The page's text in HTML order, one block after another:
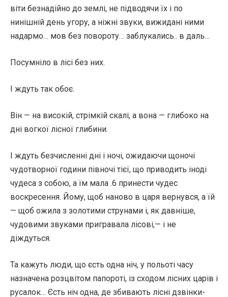
віти безнадійно до землі, не підводячи їх і по
нинішній день угору, а ніжні звуки, вижидані ними
надармо… мов без повороту… заблукались.. в даль…
Посумніло в лісі без них.
І ждуть так обоє.
Він — на високій, стрімкій скалі, а вона — глибоко на
дні вогкої лісної глибини.
І ждуть безчисленні дні і ночі, ожидаючи щоночі
чудотворної години півночі тієї, що приводить іноді
чудеса з собою, а їм мала .6 принести чудес
воскресення. Йому, щоб наново в царя вернувся, а їй
— щоб ожила з золотими струнами і, як давніше,
чудовими звуками пригравала лісові,— і не
діждуться.
Та кажуть люди, що єсть одна ніч, у польоті часу
назначена розцвітом папороті, із сходом лісних царів і
русалок… Єсть ніч одна, де збивають лісні дзвінки-